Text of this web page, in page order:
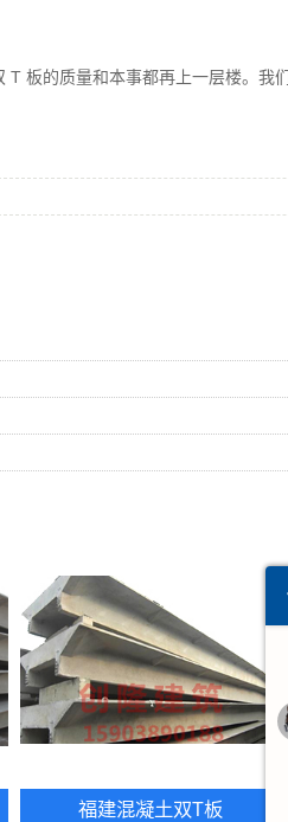
的质量和本事都再上一层楼。我
福建混凝土双T板